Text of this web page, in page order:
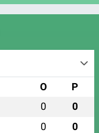
O P
0 0
0 0